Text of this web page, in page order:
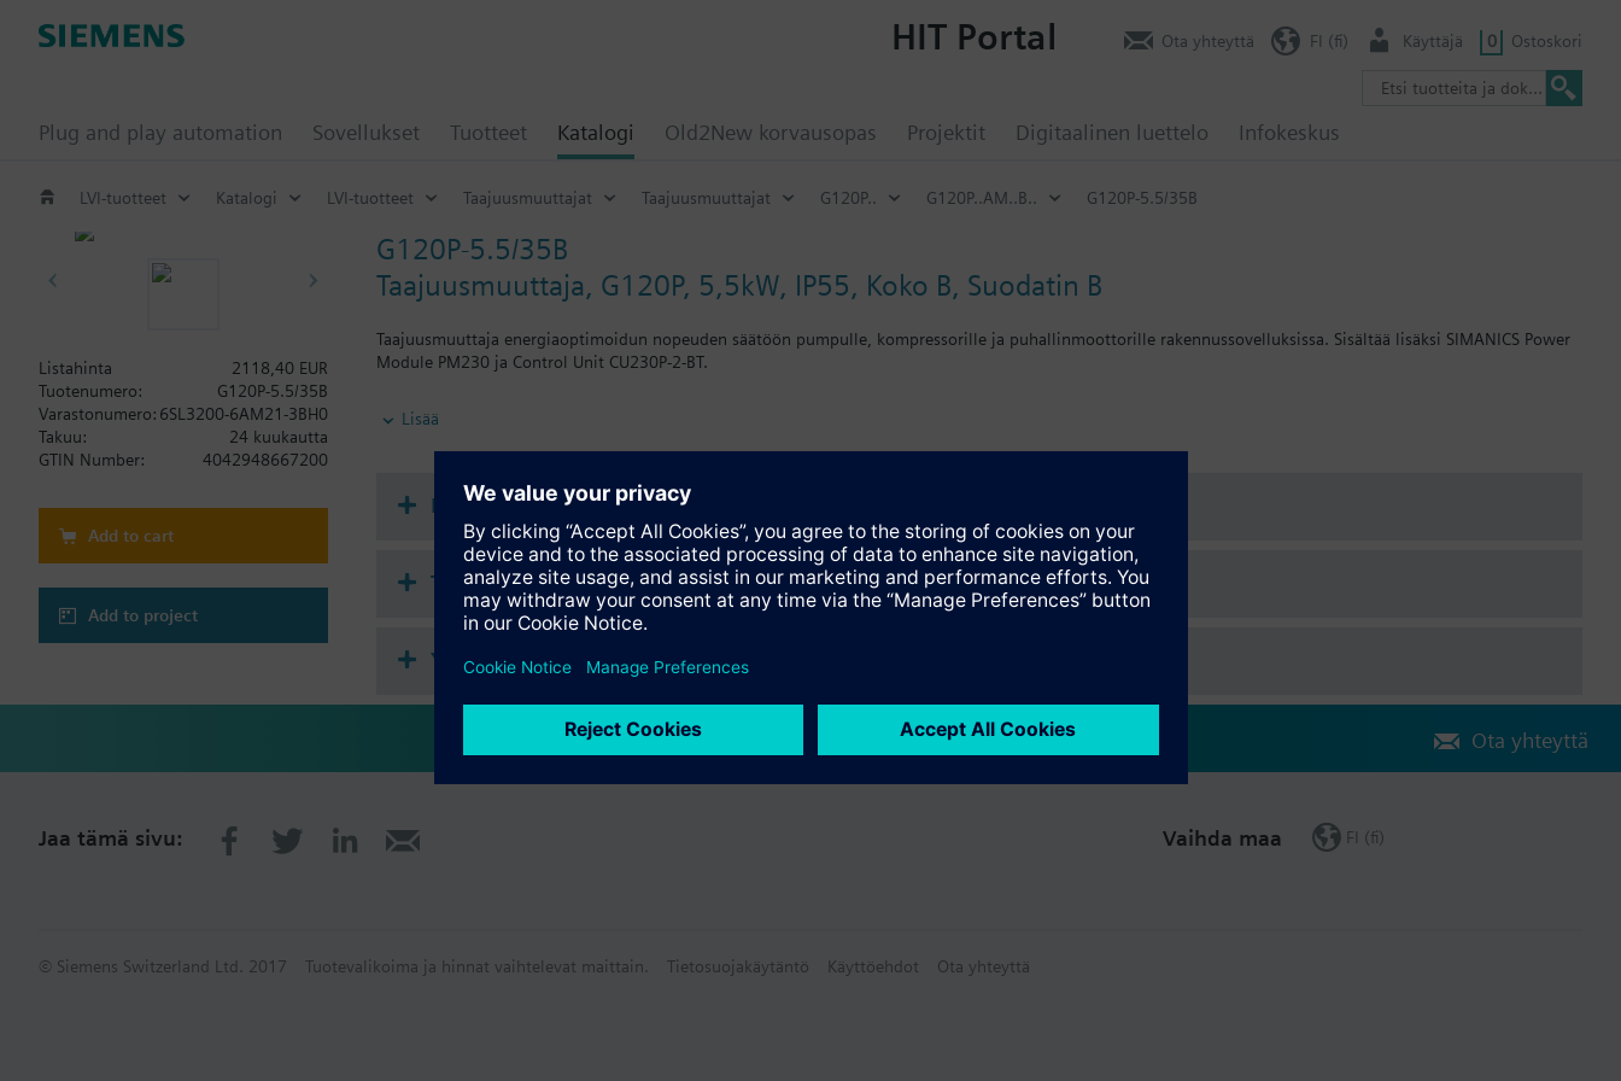
Plug and play automation Sovellukset Tuotteet Katalogi Old2New korvausopas Projektit Digitaalinen luettelo Infokeskus
HIT Portal Ota yhteyttä FI (fi) Käyttäjä 0 Ostoskori
LVI-tuotteet Katalogi LVI-tuotteet Taajuusmuuttajat Taajuusmuuttajat G120P.. G120P..AM..B.. G120P-5.5/35B
G120P-5.5/35B
Taajuusmuuttaja, G120P, 5,5kW, IP55, Koko B, Suodatin B
Taajuusmuuttaja energiaoptimoidun nopeuden säätöön pumpulle, kompressorille ja puhallinmoottorille rakennussovelluksissa. Sisältää lisäksi SIMANICS Power
Module PM230 ja Control Unit CU230P-2-BT.
Lisätietoa
When using a BOP-2 or Blanking Cover the depth increases by 5 mm, and with an IOP 15 mm.
Lisää
Listahinta
2118,40 EUR
Tuotenumero:
G120P-5.5/35B
Varastonumero: 6SL3200-6AM21-3BH0
Takuu:
24 kuukautta
GTIN Number:
4042948667200
Add to cart
Add to project
Dokumentaatio
Tekninen yhteenveto
Yhteensopivat osat
Ota yhteyttä
Jaa tämä sivu: Vaihda maa FI (fi)
© Siemens Switzerland Ltd. 2017 Tuotevalikoima ja hinnat vaihtelevat maittain. Tietosuojakäytäntö Käyttöehdot Ota yhteyttä